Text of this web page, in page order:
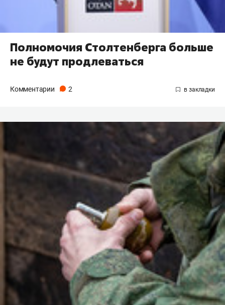
Полномочия Столтенберга больше
не будут продлеваться
Комментарии 2